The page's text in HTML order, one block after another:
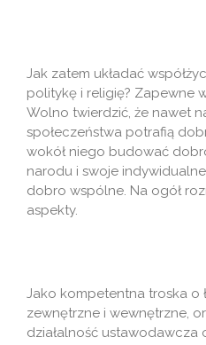
Jak zatem układać
politykę i religię? Zapewne
Wolno twierdzić, że nawet
społeczeństwa potrafią
wokół niego budować
narodu i swoje
dobro wspólne. Na ogół
aspekty.
Jako kompetentna troska o
zewnętrzne i wewnętrzne,
działalność